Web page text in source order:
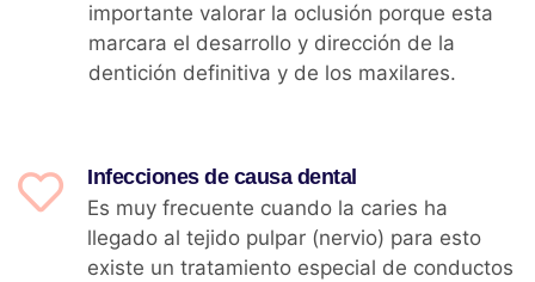
importante valorar la oclusión porque esta
marcara el desarrollo y dirección de la
dentición definitiva y de los maxilares.
Infecciones de causa dental
Es muy frecuente cuando la caries ha
llegado al tejido pulpar (nervio) para esto
existe un tratamiento especial de conductos